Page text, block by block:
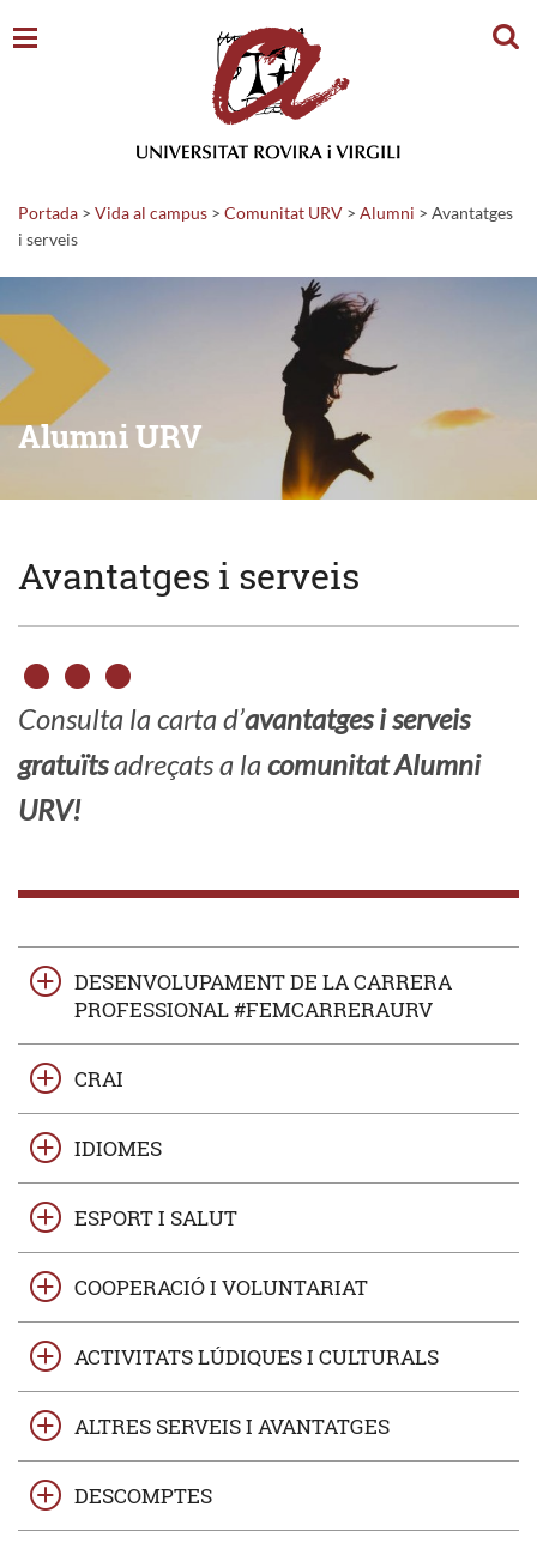
Portada > Vida al campus > Comunitat URV > Alumni > Avantatges
i serveis
Alumni URV
Avantatges i serveis
Consulta la carta d’avantatges i serveis
gratuïtsadreçats a lacomunitat Alumni
URV!
DESENVOLUPAMENT DE LA CARRERA
PROFESSIONAL #FEMCARRERAURV
CRAI
IDIOMES
ESPORT I SALUT
COOPERACIÓ I VOLUNTARIAT
ACTIVITATS LÚDIQUES I CULTURALS
ALTRES SERVEIS I AVANTATGES
DESCOMPTES